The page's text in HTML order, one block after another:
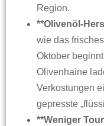
Region.
**Olivenöl-
wie das
Oktober
Olivenhaine
Verkostungen
gepresste
**Weniger